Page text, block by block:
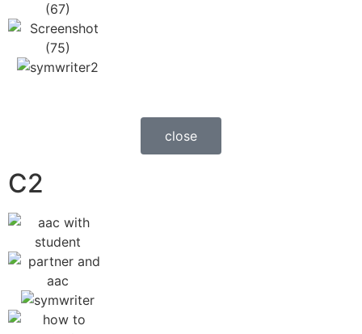
close
C2